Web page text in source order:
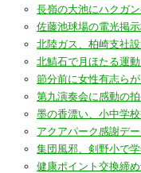
長嶺の大池にハクガ
佐藤池球場の電光掲
北陸ガス、柏崎支社
北鯖石で月ほたる運
節分前に女性有志ら
第九演奏会に感動の
墨の香漂い、小中学
アクアパーク感謝デ
集団風邪、剣野小で
健康ポイント交換締